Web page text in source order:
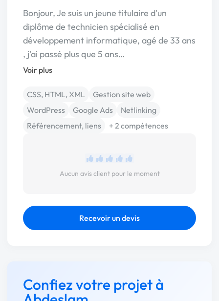
Bonjour, Je suis un jeune titulaire d'un
diplôme de technicien spécialisé en
développement informatique, agé de 33 ans
, j'ai passé plus que 5 ans…
Voir plus
CSS, HTML, XML
Gestion site web
WordPress
Google Ads
Netlinking
Référencement, liens
+ 2 compétences
Aucun avis client pour le moment
Recevoir un devis
Confiez votre projet à